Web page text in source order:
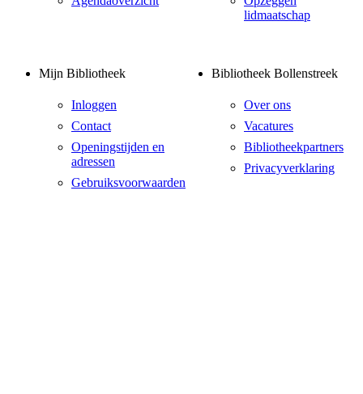
lidmaatschap
Mijn Bibliotheek
Inloggen
Contact
Openingstijden en
adressen
Gebruiksvoorwaarden
Bibliotheek Bollenstreek
Over ons
Vacatures
Bibliotheekpartners
Privacyverklaring